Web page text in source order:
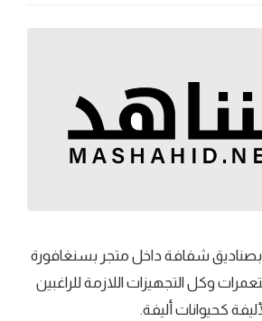
بصناديق شفافة داخل متجر بسنغافورة
وكل التجهيزات اللازمة للراغبين
كحيوانات أليفة.